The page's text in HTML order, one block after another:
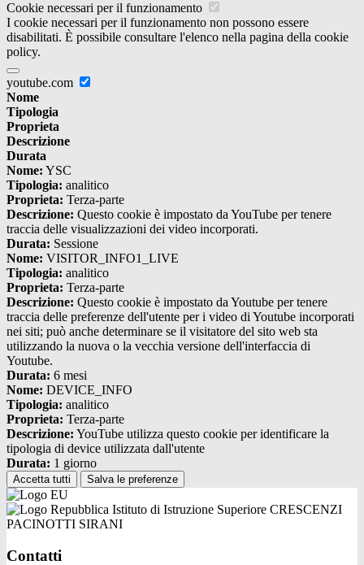
Cookie necessari per il funzionamento
I cookie necessari per il funzionamento non possono essere
disabilitati. È possibile consultare l'elenco nella pagina della cookie
policy.
youtube.com
Nome
Tipologia
Proprieta
Descrizione
Durata
Nome: YSC
Tipologia: analitico
Proprieta: Terza-parte
Descrizione: Questo cookie è impostato da YouTube per tenere
traccia delle visualizzazioni dei video incorporati.
Durata: Sessione
Nome: VISITOR_INFO1_LIVE
Tipologia: analitico
Proprieta: Terza-parte
Descrizione: Questo cookie è impostato da Youtube per tenere
traccia delle preferenze dell'utente per i video di Youtube incorporati
nei siti; può anche determinare se il visitatore del sito web sta
utilizzando la nuova o la vecchia versione dell'interfaccia di
Youtube.
Durata: 6 mesi
Nome: DEVICE_INFO
Tipologia: analitico
Proprieta: Terza-parte
Descrizione: YouTube utilizza questo cookie per identificare la
tipologia di device utilizzata dall'utente
Durata: 1 giorno
Accetta tutti Salva le preferenze
Istituto di Istruzione Superiore CRESCENZI
PACINOTTI SIRANI
Contatti